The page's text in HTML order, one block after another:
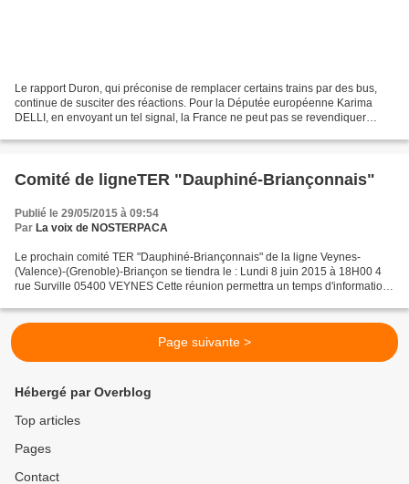
Le rapport Duron, qui préconise de remplacer certains trains par des bus,
continue de susciter des réactions. Pour la Députée européenne Karima
DELLI, en envoyant un tel signal, la France ne peut pas se revendiquer
Comité de ligneTER "Dauphiné-Briançonnais"
Publié le 29/05/2015 à 09:54
Par La voix de NOSTERPACA
Le prochain comité TER "Dauphiné-Briançonnais" de la ligne Veynes-
(Valence)-(Grenoble)-Briançon se tiendra le : Lundi 8 juin 2015 à 18H00 4
rue Surville 05400 VEYNES Cette réunion permettra un temps d'information
Page suivante >
Hébergé par Overblog
Top articles
Pages
Contact